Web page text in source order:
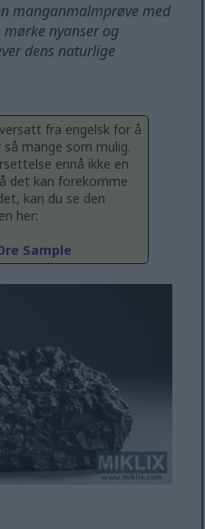
manganmalmprøve med
nyanser og
dens naturlige
fra engelsk for å
mange som mulig.
ennå ikke en
det kan forekomme
kan du se den
her:
Sample